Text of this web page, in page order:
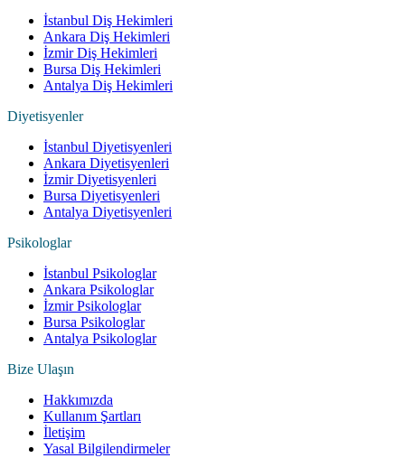
İstanbul Diş Hekimleri
Ankara Diş Hekimleri
İzmir Diş Hekimleri
Bursa Diş Hekimleri
Antalya Diş Hekimleri
Diyetisyenler
İstanbul Diyetisyenleri
Ankara Diyetisyenleri
İzmir Diyetisyenleri
Bursa Diyetisyenleri
Antalya Diyetisyenleri
Psikologlar
İstanbul Psikologlar
Ankara Psikologlar
İzmir Psikologlar
Bursa Psikologlar
Antalya Psikologlar
Bize Ulaşın
Hakkımızda
Kullanım Şartları
İletişim
Yasal Bilgilendirmeler